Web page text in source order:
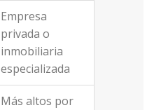
Empresa
privada o
inmobiliaria
especializada
Más altos por